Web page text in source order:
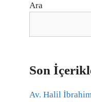
Ara
Son
Av. Halil